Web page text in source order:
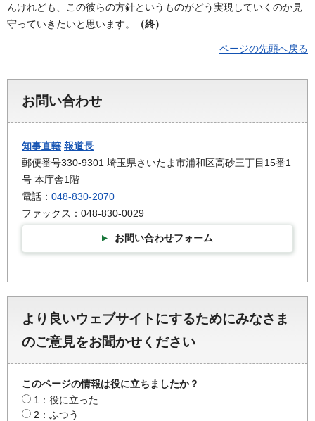
んけれども、この彼らの方針というものがどう実現していくのか見
守っていきたいと思います。
（終）
ページの先頭へ戻る
お問い合わせ
知事直轄 報道長
郵便番号330-9301 埼玉県さいたま市浦和区高砂三丁目15番1
号 本庁舎1階
電話： 048-830-2070
ファックス：048-830-0029
お問い合わせフォーム
より良いウェブサイトにするためにみなさま
のご意見をお聞かせください
このページの情報は役に立ちましたか？
1：役に立った
2：ふつう